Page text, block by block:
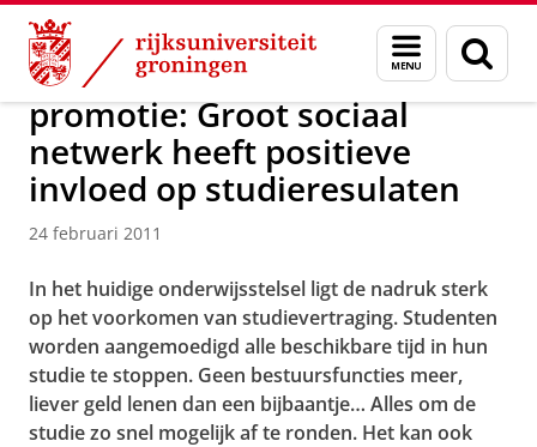
Skip
Content
Skip
Navigation
Menu
en
zoeken
Over ons Actueel Nieuws Nieuwsberichten
promotie: Groot sociaal
netwerk heeft positieve
invloed op studieresulaten
24 februari 2011
In het huidige onderwijsstelsel ligt de nadruk sterk
op het voorkomen van studievertraging. Studenten
worden aangemoedigd alle beschikbare tijd in hun
studie te stoppen. Geen bestuursfuncties meer,
liever geld lenen dan een bijbaantje… Alles om de
studie zo snel mogelijk af te ronden. Het kan ook